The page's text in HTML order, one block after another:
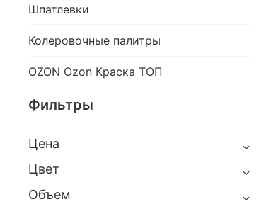
Шпатлевки
Колеровочные палитры
OZON Ozon Краска ТОП
Фильтры
Цена
Цвет
Объем